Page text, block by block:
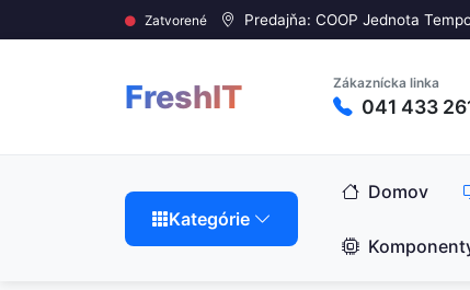
Zatvorené Predajňa: COOP Jednota
FreshIT Zákaznícka linka
041 433
Kategórie
Domov